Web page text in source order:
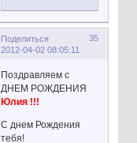
Поделиться
35
2012-04-02 08:05:11
Поздравляем с
ДНЕМ РОЖДЕНИЯ
Юлия !!!
С днем Рождения
тебя!